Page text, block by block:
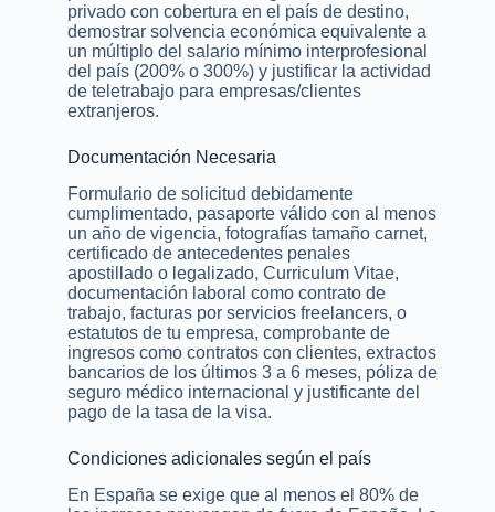
privado con cobertura en el país de destino,
demostrar solvencia económica equivalente a
un múltiplo del salario mínimo interprofesional
del país (200% o 300%) y justificar la actividad
de teletrabajo para empresas/clientes
extranjeros.
Documentación Necesaria
Formulario de solicitud debidamente
cumplimentado, pasaporte válido con al menos
un año de vigencia, fotografías tamaño carnet,
certificado de antecedentes penales
apostillado o legalizado, Curriculum Vitae,
documentación laboral como contrato de
trabajo, facturas por servicios freelancers, o
estatutos de tu empresa, comprobante de
ingresos como contratos con clientes, extractos
bancarios de los últimos 3 a 6 meses, póliza de
seguro médico internacional y justificante del
pago de la tasa de la visa.
Condiciones adicionales según el país
En España se exige que al menos el 80% de